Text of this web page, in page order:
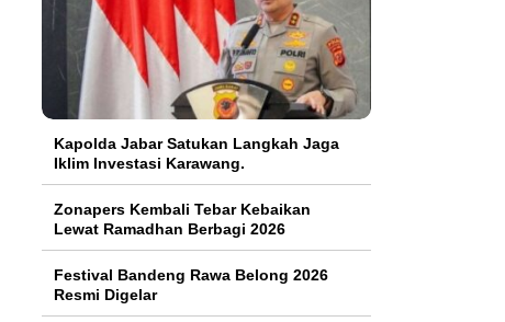
Kapolda Jabar Satukan Langkah Jaga
Iklim Investasi Karawang.
Zonapers Kembali Tebar Kebaikan
Lewat Ramadhan Berbagi 2026
Festival Bandeng Rawa Belong 2026
Resmi Digelar